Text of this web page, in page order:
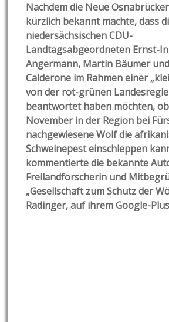
Nachdem die Neue
kürzlich bekannt machte, dass
niedersächsischen CDU-
Landtagsabgeordneten Ernst-
Angermann, Martin Bäumer
Calderone im Rahmen einer
von der rot-grünen
beantwortet haben möchten,
November in der Region bei
nachgewiesene Wolf die
Schweinepest einschleppen
kommentierte die bekannte
Freilandforscherin und
„Gesellschaft zum Schutz der
Radinger, auf ihrem Google-